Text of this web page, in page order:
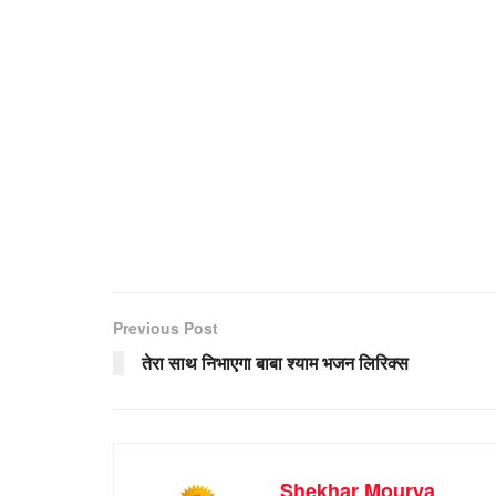
Previous Post
तेरा साथ निभाएगा बाबा श्याम भजन लिरिक्स
Shekhar Mourya